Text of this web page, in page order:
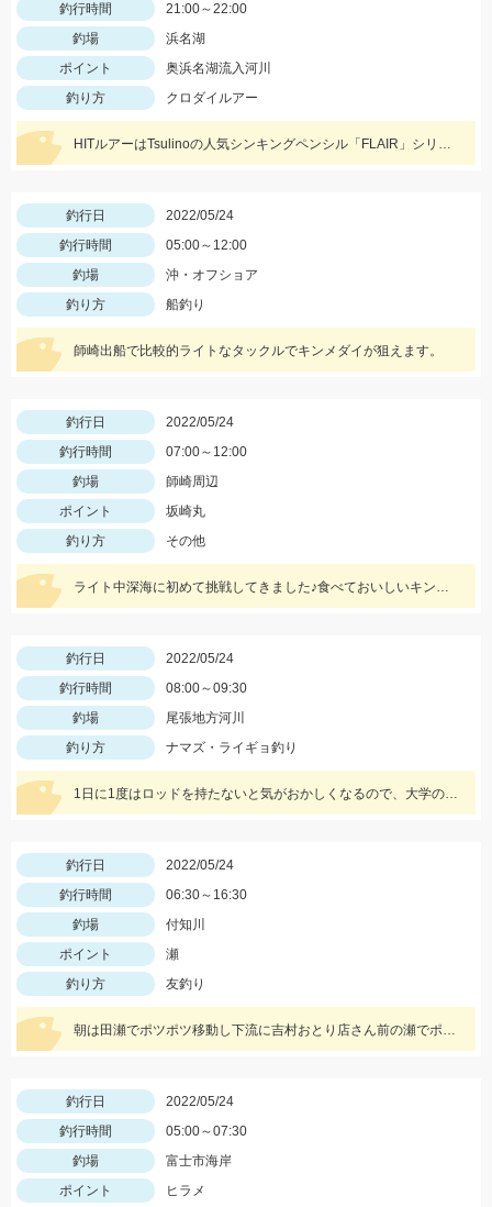
釣行時間
21:00～22:00
釣場
浜名湖
ポイント
奥浜名湖流入河川
釣り方
クロダイルアー
HITルアーはTsulinoの人気シンキングペンシル「FLAIR」シリーズ。
釣行日
2022/05/24
釣行時間
05:00～12:00
釣場
沖・オフショア
釣り方
船釣り
師崎出船で比較的ライトなタックルでキンメダイが狙えます。
釣行日
2022/05/24
釣行時間
07:00～12:00
釣場
師崎周辺
ポイント
坂崎丸
釣り方
その他
ライト中深海に初めて挑戦してきました♪食べておいしいキンメを釣ってみてはいかがでしょうか？ 水深300～400ｍで仕掛けは5～8本針のライト中深海用胴突き仕掛けに250号のオモリを使用しました
釣行日
2022/05/24
釣行時間
08:00～09:30
釣場
尾張地方河川
釣り方
ナマズ・ライギョ釣り
1日に1度はロッドを持たないと気がおかしくなるので、大学の授業前にナマズと遊んできました。
釣行日
2022/05/24
釣行時間
06:30～16:30
釣場
付知川
ポイント
瀬
釣り方
友釣り
朝は田瀬でポツポツ移動し下流に吉村おとり店さん前の瀬でポツリ移動し上流いなりはし下流の瀬の中でポツポツσ(^_^;)
釣行日
2022/05/24
釣行時間
05:00～07:30
釣場
富士市海岸
ポイント
ヒラメ